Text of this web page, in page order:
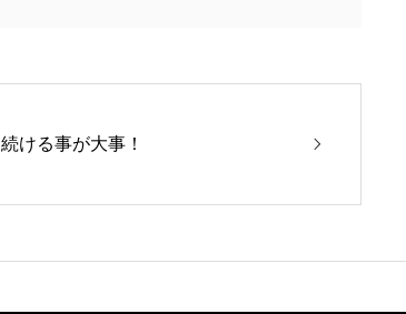
続ける事が大事！